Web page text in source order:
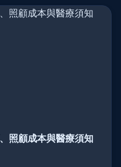
照顧成本與醫療須知